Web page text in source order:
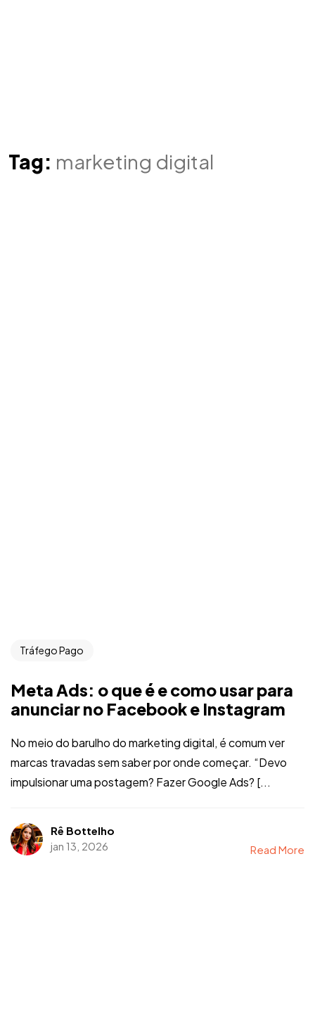
Tag: marketing digital
Tráfego Pago
Meta Ads: o que é e como usar para
anunciar no Facebook e Instagram
No meio do barulho do marketing digital, é comum ver
marcas travadas sem saber por onde começar. “Devo
impulsionar uma postagem? Fazer Google Ads? [...
Rê Bottelho
jan 13, 2026
Read More